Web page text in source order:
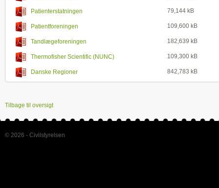
Patienterstatningen 79,144 kB
Patientforeningen 109,600 kB
Tandlægeforeningen 182,639 kB
Thermofisher Scientific (NUNC) 109,300 kB
Danske Regioner 842,783 kB
Tilbage til oversigt
© 2026 - Civilstyrelsen